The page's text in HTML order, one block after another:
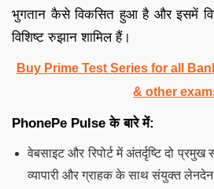
भुगतान कैसे विकसित हुआ है और इसमें
विशिष्ट रुझान शामिल हैं।
Buy Prime Test Series for all
& other
PhonePe Pulse के बारे में:
वेबसाइट और रिपोर्ट में अंतर्दृष्टि दो
व्यापारी और ग्राहक के साथ संयुक्त लेनदेन